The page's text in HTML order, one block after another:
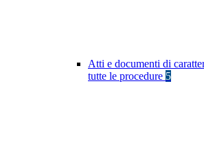
Atti e documenti di
tutte le procedure 5